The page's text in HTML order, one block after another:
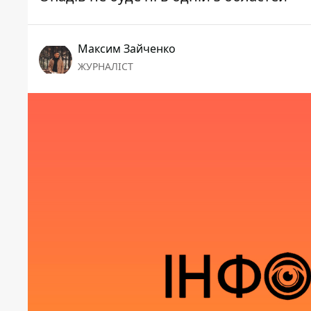
Максим Зайченко
ЖУРНАЛІСТ